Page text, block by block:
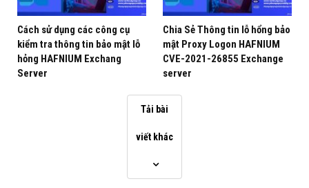
Cách sử dụng các công cụ
kiểm tra thông tin bảo mật lỗ
hỏng HAFNIUM Exchang
Server
Chia Sẻ Thông tin lỗ hổng bảo
mật Proxy Logon HAFNIUM
CVE-2021-26855 Exchange
server
Tải bài
viết khác